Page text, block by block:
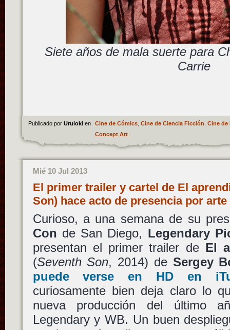
Siete años de mala suerte para
Carrie
Publicado por Uruloki en Cine de Cómics, Cine de Ciencia Ficción Cine de
Concept Art.
Mié 10 Jul 2013
El primer trailer y cartel de El
Son) hace acto de presencia por
Curioso, a una semana de su
Con de San Diego, Legendary
presentan el primer trailer de El
(Seventh Son, 2014) de Sergey
puede verse en HD en
curiosamente bien deja claro lo
nueva producción del último
Legendary y WB. Un buen